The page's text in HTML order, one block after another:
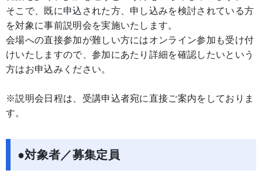
そこで、既に申込された方、申し込みを検討されている方
を対象に事前説明会を実施いたします。
会場への直接参加が難しい方にはオンライン参加も受け付
けいたしますので、参加にあたり詳細を確認したいという
方はお申込みください。
※説明会日程は、受講申込者宛に直接ご案内をしておりま
す。
●対象者／募集定員